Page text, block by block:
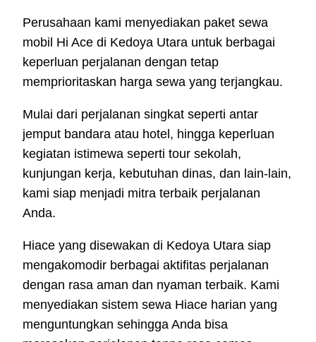
Perusahaan kami menyediakan paket sewa
mobil Hi Ace di Kedoya Utara untuk berbagai
keperluan perjalanan dengan tetap
memprioritaskan harga sewa yang terjangkau.
Mulai dari perjalanan singkat seperti antar
jemput bandara atau hotel, hingga keperluan
kegiatan istimewa seperti tour sekolah,
kunjungan kerja, kebutuhan dinas, dan lain-lain,
kami siap menjadi mitra terbaik perjalanan
Anda.
Hiace yang disewakan di Kedoya Utara siap
mengakomodir berbagai aktifitas perjalanan
dengan rasa aman dan nyaman terbaik. Kami
menyediakan sistem sewa Hiace harian yang
menguntungkan sehingga Anda bisa